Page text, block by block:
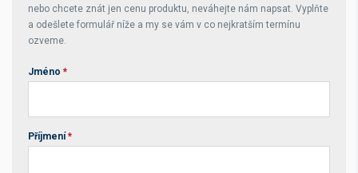
nebo chcete znát jen cenu produktu, neváhejte nám napsat. Vyplňte
a odešlete formulář níže a my se vám v co nejkratším termínu
ozveme.
Jméno *
Příjmení *